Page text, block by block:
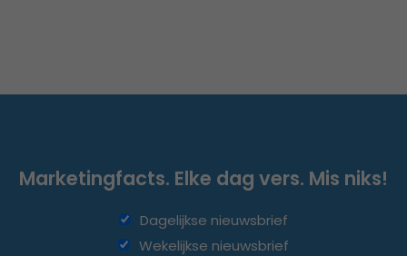
Marketingfacts. Elke dag vers. Mis niks!
Dagelijkse nieuwsbrief
Wekelijkse nieuwsbrief